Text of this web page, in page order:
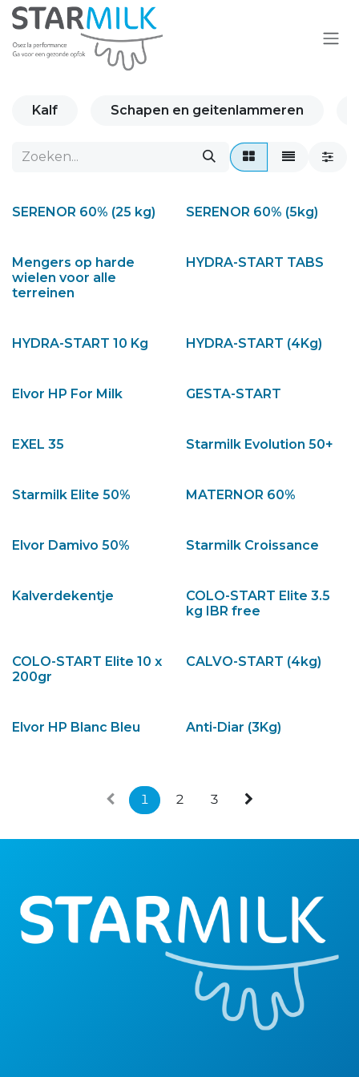
Overslaan naar inhoud
Kalf Schapen en geitenlammeren
SERENOR 60% (25 kg) SERENOR 60% (5kg)
Mengers op harde
wielen voor alle
terreinen
HYDRA-START TABS
HYDRA-START 10 Kg HYDRA-START (4Kg)
Elvor HP For Milk GESTA-START
EXEL 35 Starmilk Evolution 50+
Starmilk Elite 50% MATERNOR 60%
Elvor Damivo 50% Starmilk Croissance
Kalverdekentje
COLO-START Elite 3.5
kg IBR free
COLO-START Elite 10 x
200gr
CALVO-START (4kg)
Elvor HP Blanc Bleu Anti-Diar (3Kg)
1 2 3